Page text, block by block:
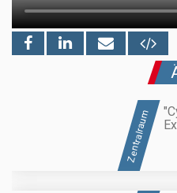
Zentralraum